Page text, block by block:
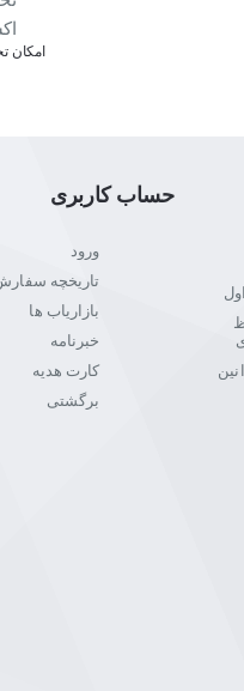
اﻣﮑﺎن
حساب کاربری
ورود
تاریخچه
بازاریاب ها
خبرنامه
کارت هدیه
برگشتی